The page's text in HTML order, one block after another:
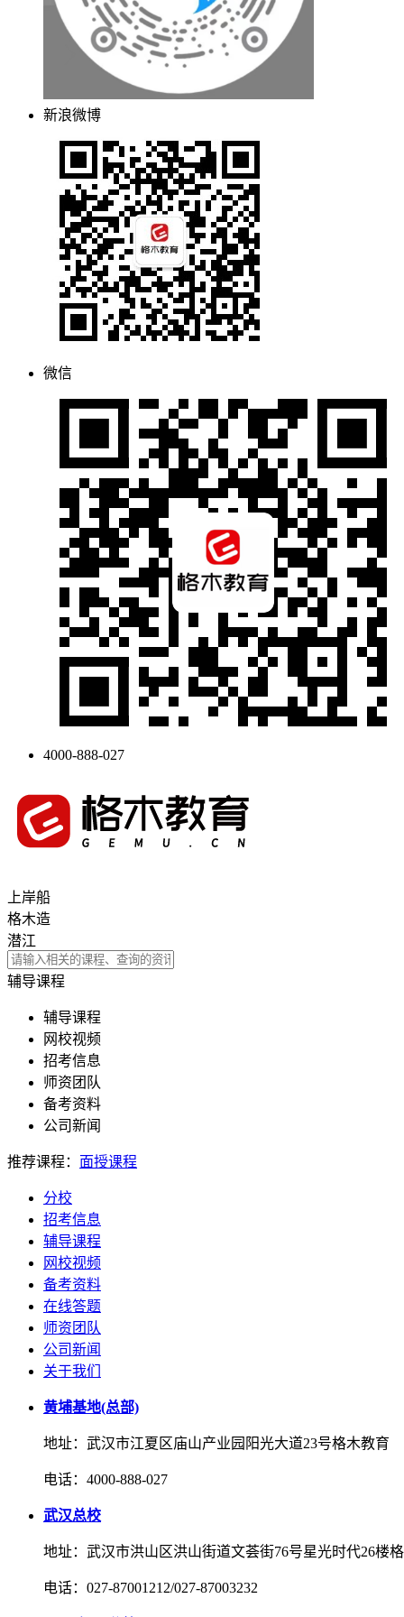
新浪微博
微信
4000-888-027
上岸船
格木造
潜江
辅导课程
辅导课程
网校视频
招考信息
师资团队
备考资料
公司新闻
推荐课程： 面授课程
分校
招考信息
辅导课程
网校视频
备考资料
在线答题
师资团队
公司新闻
关于我们
黄埔基地(总部)
地址：武汉市江夏区庙山产业园阳光大道23号格木教育
电话：4000-888-027
武汉总校
地址：武汉市洪山区洪山街道文荟街76号星光时代26楼
电话：027-87001212/027-87003232